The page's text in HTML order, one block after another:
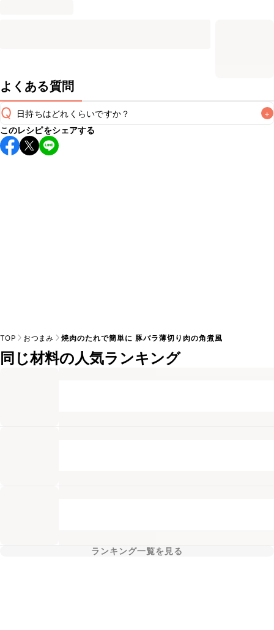
よくある質問
Q 日持ちはどれくらいですか？ +
保存期間は冷蔵で翌日中が目安です。なるべくお早めにお召
し上がりください。
このレシピをシェアする
TOP おつまみ 焼肉のたれで簡単に 豚バラ薄切り肉の角煮風
同じ材料の人気ランキング
ランキング一覧を見る